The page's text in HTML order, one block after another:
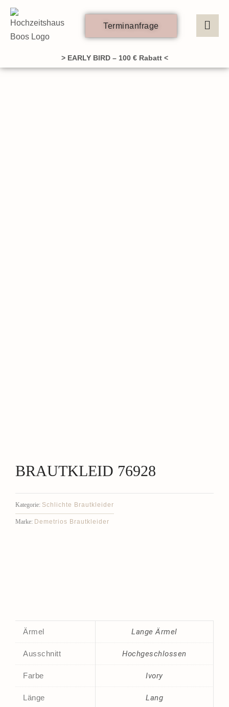
Zum
Inhalt
springen
Terminanfrage
> EARLY BIRD – 100 € Rabatt <
BRAUTKLEID 76928
Kategorie: Schlichte Brautkleider
Marke: Demetrios Brautkleider
Ärmel Lange Ärmel
Ausschnitt Hochgeschlossen
Farbe Ivory
Länge Lang